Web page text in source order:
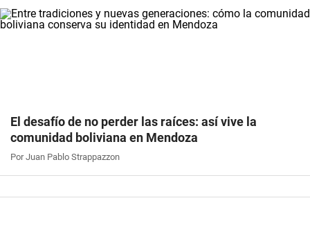
El desafío de no perder las raíces: así vive la
comunidad boliviana en Mendoza
Por Juan Pablo Strappazzon